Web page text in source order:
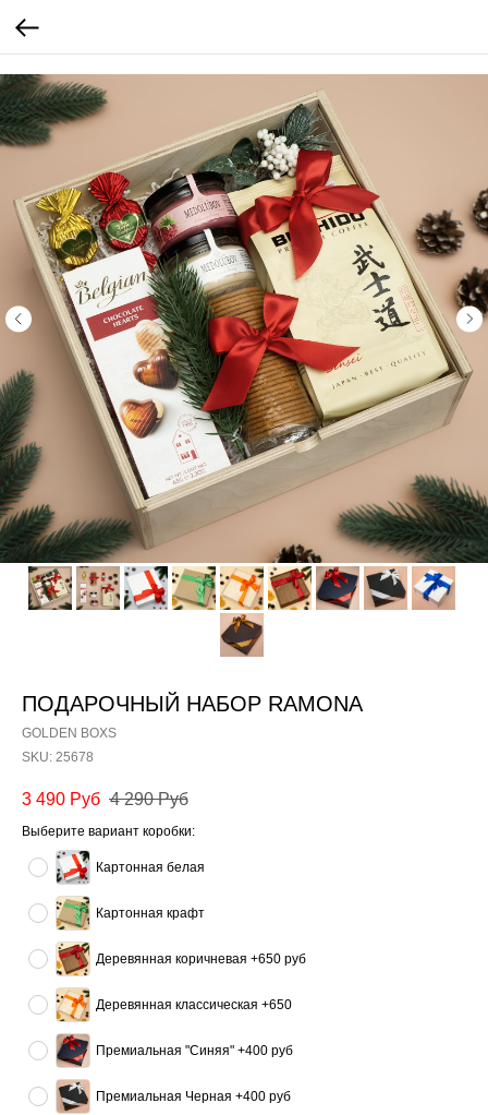
ПОДАРОЧНЫЙ НАБОР RAMONA
GOLDEN BOXS
SKU: 25678
3 490 Руб 4 290 Руб
Выберите вариант коробки:
Картонная белая
Картонная крафт
Деревянная коричневая +650 руб
Деревянная классическая +650
Премиальная "Синяя" +400 руб
Премиальная Черная +400 руб